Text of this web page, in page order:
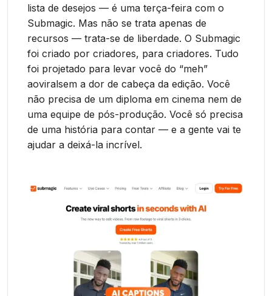
lista de desejos — é uma terça-feira com o
Submagic. Mas não se trata apenas de
recursos — trata-se de liberdade. O Submagic
foi criado por criadores, para criadores. Tudo
foi projetado para levar você do “meh”
aoviralsem a dor de cabeça da edição. Você
não precisa de um diploma em cinema nem de
uma equipe de pós-produção. Você só precisa
de uma história para contar — e a gente vai te
ajudar a deixá-la incrível.